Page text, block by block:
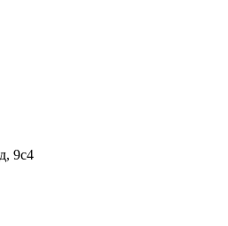
9с4